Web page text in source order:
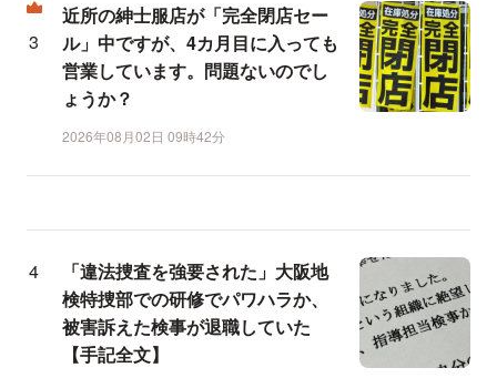
近所の紳士服店が「完全閉店セー
ル」中ですが、4カ月目に入っても
営業しています。問題ないのでし
ょうか？
2026年08月02日 09時42分
「違法捜査を強要された」大阪地
検特捜部での研修でパワハラか、
被害訴えた検事が退職していた
【手記全文】